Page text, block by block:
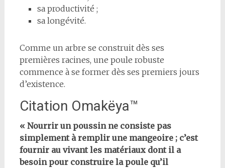
sa productivité ;
sa longévité.
Comme un arbre se construit dès ses
premières racines, une poule robuste
commence à se former dès ses premiers jours
d’existence.
Citation Omakëya™
« Nourrir un poussin ne consiste pas
simplement à remplir une mangeoire ; c’est
fournir au vivant les matériaux dont il a
besoin pour construire la poule qu’il